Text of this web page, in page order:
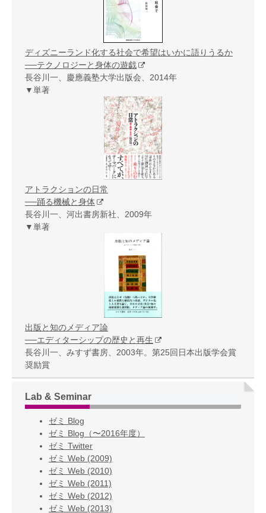
ディズニーランド化する社会で希望はいかに語りうるか
──テクノロジーと身体の遊戯
長谷川一、慶應義塾大学出版会、2014年
▼単著
アトラクションの日常
──踊る機械と身体
長谷川一、河出書房新社、2009年
▼単著
出版と知のメディア論
──エディターシップの歴史と再生
長谷川一、みすず書房、2003年。第25回日本出版学会賞
奨励賞
Lab & Seminar
ゼミ Blog
ゼミ Blog（〜2016年度）
ゼミ Twitter
ゼミ Web (2009)
ゼミ Web (2010)
ゼミ Web (2011)
ゼミ Web (2012)
ゼミ Web (2013)